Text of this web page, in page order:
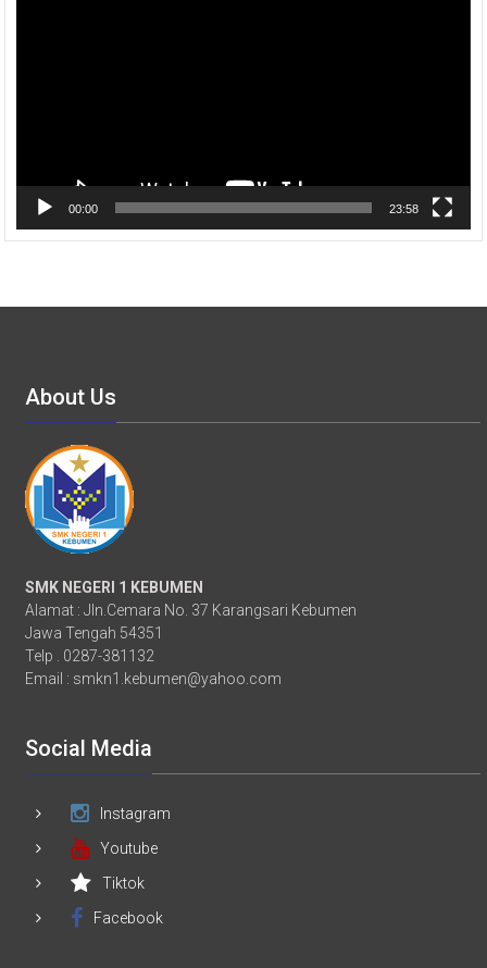
00:00 23:58
About Us
SMK NEGERI 1 KEBUMEN
Alamat : Jln.Cemara No. 37 Karangsari Kebumen
Jawa Tengah 54351
Telp . 0287-381132
Email : smkn1.kebumen@yahoo.com
Social Media
Instagram
Youtube
Tiktok
Facebook